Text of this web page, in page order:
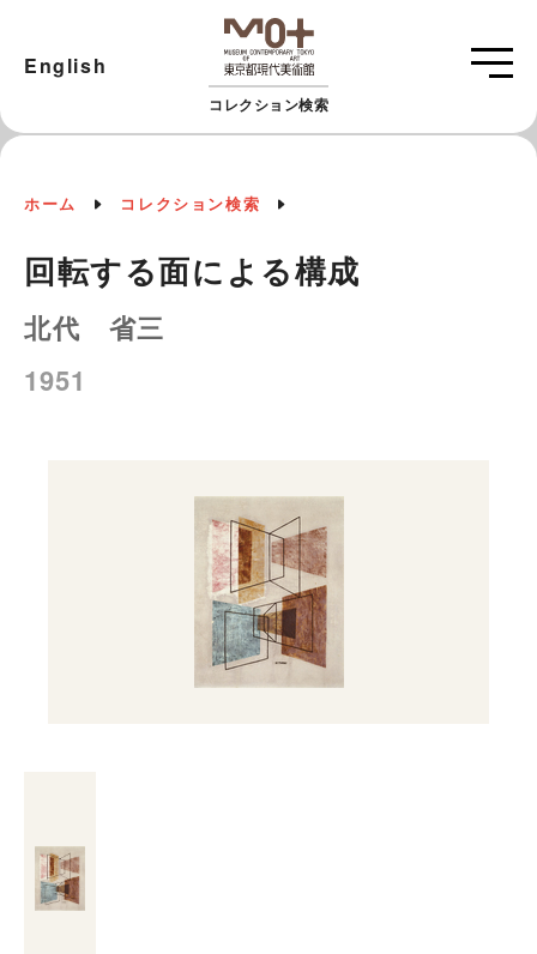
コレクション検索
English
ホーム コレクション検索
回転する面による構成
北代 省三
1951